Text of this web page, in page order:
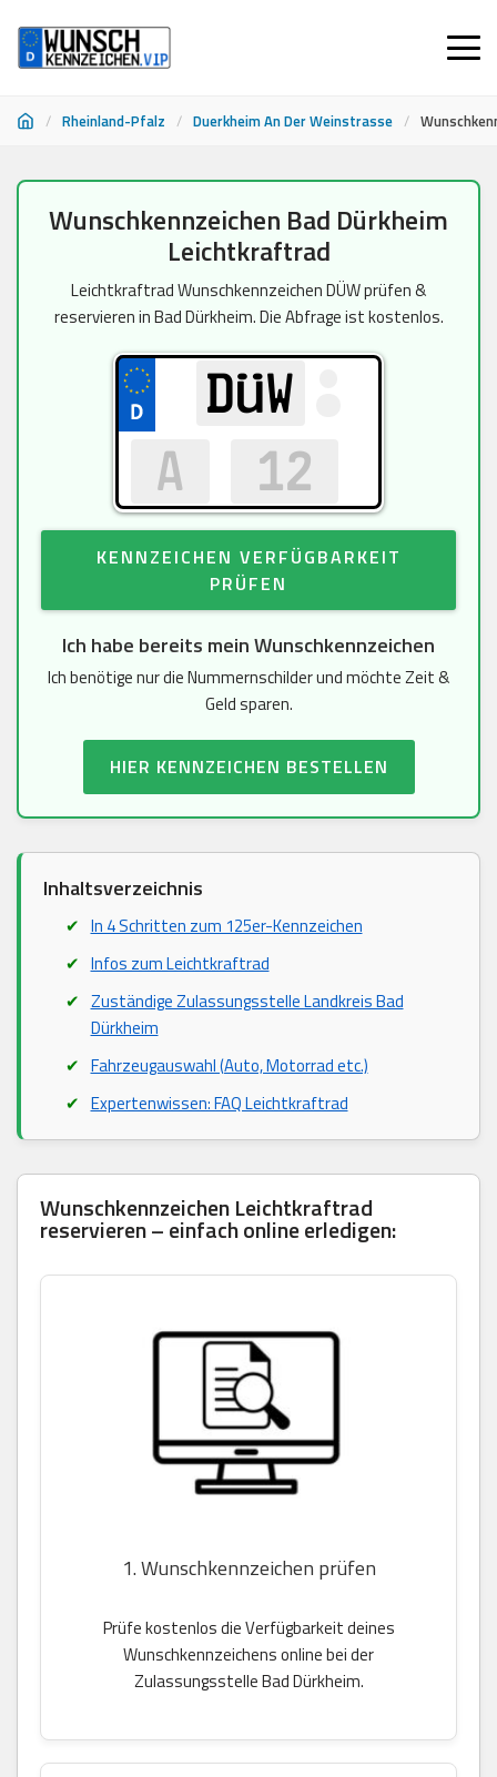
/ Rheinland-Pfalz / Duerkheim An Der Weinstrasse /
Zum
InhaltWunschkennzeichen Bad Dürkheim
Leichtkraftrad
Leichtkraftrad Wunschkennzeichen DÜW prüfen &
reservieren in Bad Dürkheim. Die Abfrage ist kostenlos.
KENNZEICHEN VERFÜGBARKEIT
PRÜFEN
Ich habe bereits mein Wunschkennzeichen
Ich benötige nur die Nummernschilder und möchte Zeit &
Geld sparen.
HIER KENNZEICHEN BESTELLEN
Inhaltsverzeichnis
In 4 Schritten zum 125er-Kennzeichen
Infos zum Leichtkraftrad
Zuständige Zulassungsstelle Landkreis Bad
Dürkheim
Fahrzeugauswahl (Auto, Motorrad etc.)
Expertenwissen: FAQ Leichtkraftrad
Wunschkennzeichen Leichtkraftrad
reservieren – einfach online erledigen:
1. Wunschkennzeichen prüfen
Prüfe kostenlos die Verfügbarkeit deines
Wunschkennzeichens online bei der
Zulassungsstelle Bad Dürkheim.